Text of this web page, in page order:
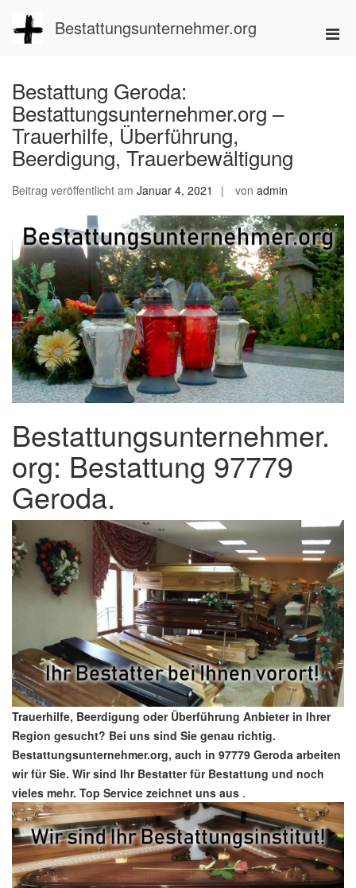
Inhalt
springen
Bestattungsunternehmer.org
Bestattung Geroda:
Bestattungsunternehmer.org –
Trauerhilfe, Überführung,
Beerdigung, Trauerbewältigung
Beitrag veröffentlicht am Januar 4, 2021 von admin
Bestattungsunternehmer.
org: Bestattung 97779
Geroda.
Trauerhilfe, Beerdigung oder Überführung Anbieter in Ihrer
Region gesucht? Bei uns sind Sie genau richtig.
Bestattungsunternehmer.org, auch in 97779 Geroda arbeiten
wir für Sie. Wir sind Ihr Bestatter für Bestattung und noch
vieles mehr. Top Service zeichnet uns aus .